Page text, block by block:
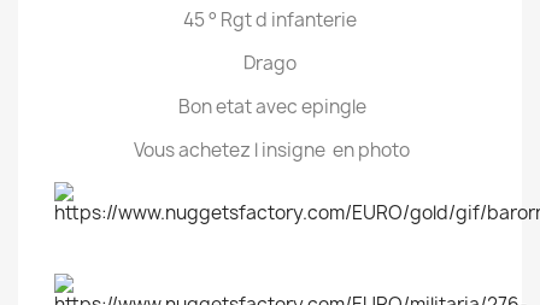
45 ° Rgt d infanterie
Drago
Bon etat avec epingle
Vous achetez l insigne en photo